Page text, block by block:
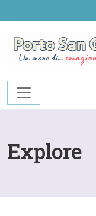
al
contenuto
Explore